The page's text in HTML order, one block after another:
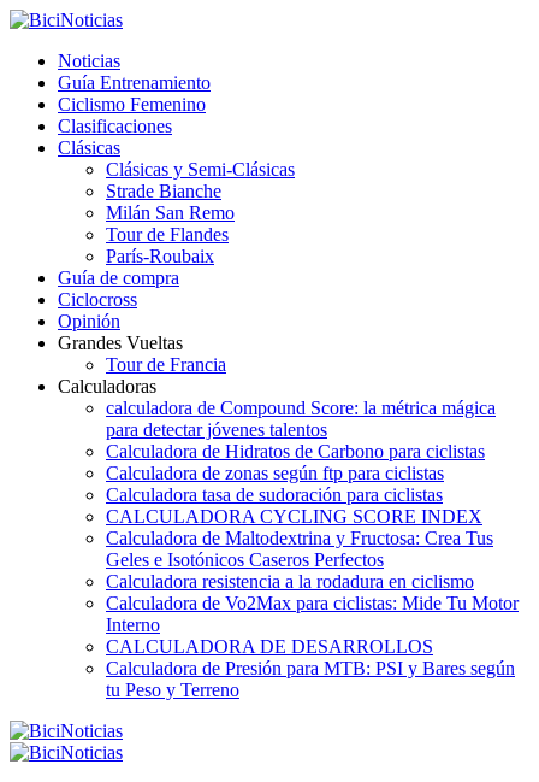
Noticias
Guía Entrenamiento
Ciclismo Femenino
Clasificaciones
Clásicas
Clásicas y Semi-Clásicas
Strade Bianche
Milán San Remo
Tour de Flandes
París-Roubaix
Guía de compra
Ciclocross
Opinión
Grandes Vueltas
Tour de Francia
Calculadoras
calculadora de Compound Score: la métrica mágica
para detectar jóvenes talentos
Calculadora de Hidratos de Carbono para ciclistas
Calculadora de zonas según ftp para ciclistas
Calculadora tasa de sudoración para ciclistas
CALCULADORA CYCLING SCORE INDEX
Calculadora de Maltodextrina y Fructosa: Crea Tus
Geles e Isotónicos Caseros Perfectos
Calculadora resistencia a la rodadura en ciclismo
Calculadora de Vo2Max para ciclistas: Mide Tu Motor
Interno
CALCULADORA DE DESARROLLOS
Calculadora de Presión para MTB: PSI y Bares según
tu Peso y Terreno